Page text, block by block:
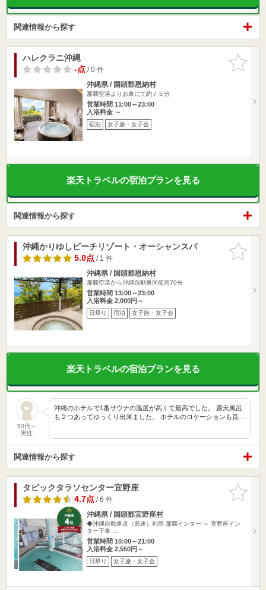
関連情報から探す
お気に入
りに追加
ハレクラニ沖縄
-点/ 0 件
沖縄県 / 国頭郡恩納村
那覇空港よりお車にて約７５分
営業時間 11:00～23:00
入浴料金 ～
宿泊 女子旅・女子会
楽天トラベルの宿泊プランを見る
関連情報から探す
お気に入
りに追加
沖縄かりゆしビーチリゾート・オーシャンスパ
5.0点/ 1 件
沖縄県 / 国頭郡恩納村
那覇空港から沖縄自動車同使用70分
営業時間 13:00～23:00
入浴料金 2,000円～
日帰り 宿泊 女子旅・女子会
楽天トラベルの宿泊プランを見る
50代～
男性
沖縄のホテルで1番サウナの温度が高くて最高でした。 露天風呂
も２つあってゆっくり出来ました。 ホテルのロケーションも良…
関連情報から探す
お気に入
りに追加
タピックタラソセンター宜野座
4.7点/ 6 件
沖縄県 / 国頭郡宜野座村
◆沖縄自動車道（高速）利用 那覇インター ～ 宜野座イン
ター下車 …
営業時間 10:00～21:00
入浴料金 2,550円～
日帰り 女子旅・女子会